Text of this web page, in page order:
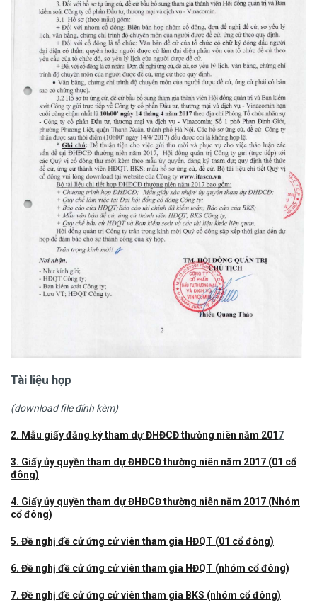
Tài liệu họp
(download file đính kèm)
2. Mẫu giấy đăng ký tham dự ĐHĐCĐ thường niên năm 2017
3. Giấy ủy quyền tham dự ĐHĐCĐ thường niên năm 2017 (01 cổ
đông)
4. Giấy ủy quyền tham dự ĐHĐCĐ thường niên năm 2017 (Nhóm
cổ đông)
5. Đề nghị đề cử ứng cử viên tham gia HĐQT (01 cổ đông)
6. Đề nghị đề cử ứng cử viên tham gia HĐQT (nhóm cổ đông)
7. Đề nghị đề cử ứng cử viên tham gia BKS (nhóm cổ đông)